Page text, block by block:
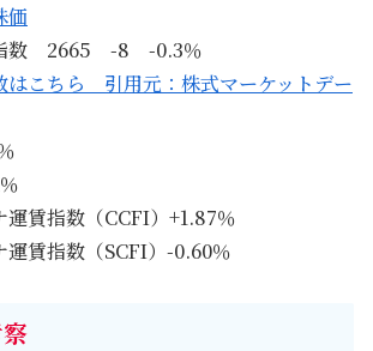
価
指数 2665 -8 -0.3％
はこちら 引用元：株式マーケットデー
運賃指数（CCFI）+1.87％
運賃指数（SCFI）-0.60％